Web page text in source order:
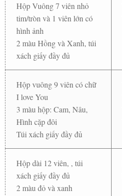
Hộp Vuông 7 viên nhỏ
tim/tròn và 1 viên lớn có
hình ảnh
2 màu Hồng và Xanh, túi
xách giấy đầy đủ
Hộp vuông 9 viên có chữ
I love You
3 màu hộp: Cam, Nâu,
Hình cặp đôi
Túi xách giấy đầy đủ
Hộp dài 12 viên, , túi
xách giấy đầy đủ
2 màu đỏ và xanh